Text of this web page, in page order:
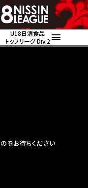
U18日清食品
トップリーグ Div.2
をお待ちください